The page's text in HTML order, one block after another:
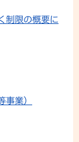
制限の概要に
業）